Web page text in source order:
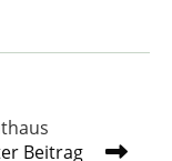
Beitrag